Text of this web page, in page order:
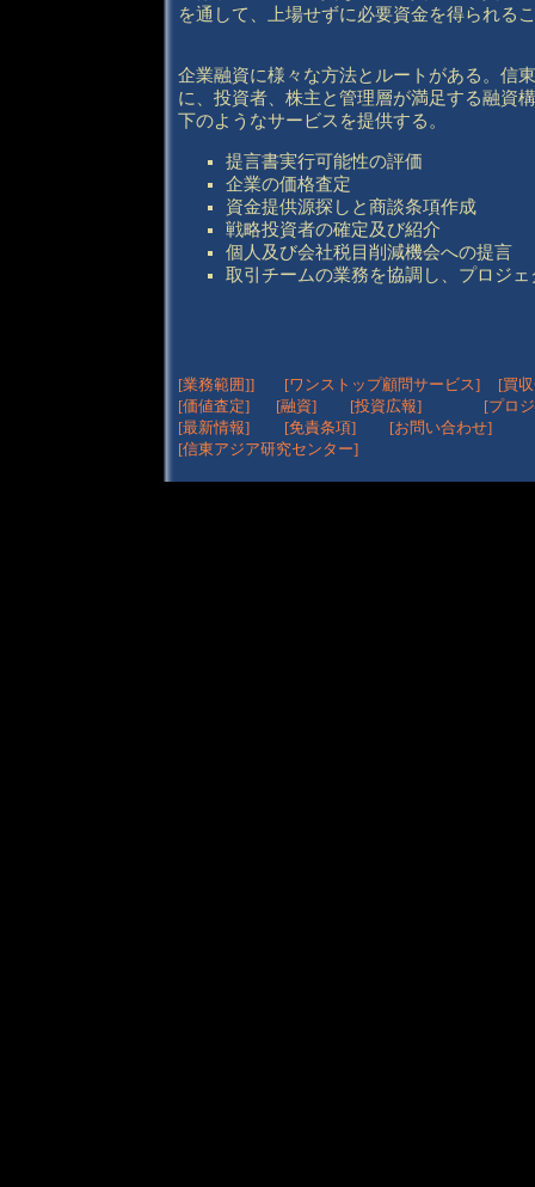
を通して、上場せずに必要資金を得られる
企業融資に様々な方法とルートがある。信
に、投資者、株主と管理層が満足する融資
下のようなサービスを提供する。
提言書実行可能性の評価
企業の価格査定
資金提供源探しと商談条項作成
戦略投資者の確定及び紹介
個人及び会社税目削減機会への提言
取引チームの業務を協調し、プロジ
[業務範囲]] [ワンストップ顧問サービス]
[買
[価値査定]
[融資] [投資広報]
[プロ
[最新情報] [免責条項]
[お問い合わせ]
[信東アジア研究センター]